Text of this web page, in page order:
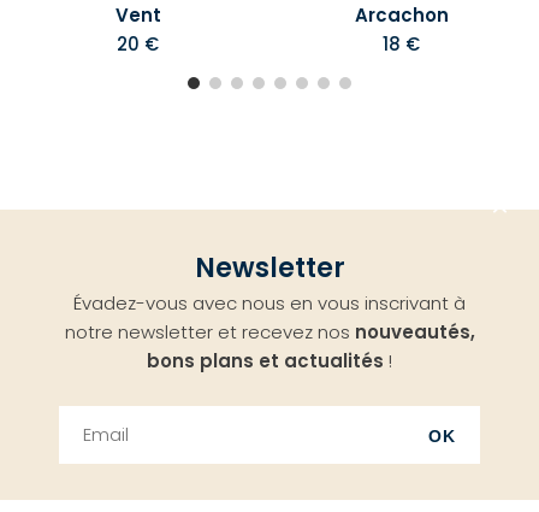
Vent
20 €
Arcachon
18 €
Newsletter
Évadez-vous avec nous en vous inscrivant à
notre newsletter et recevez nos nouveautés,
bons plans et actualités !
OK